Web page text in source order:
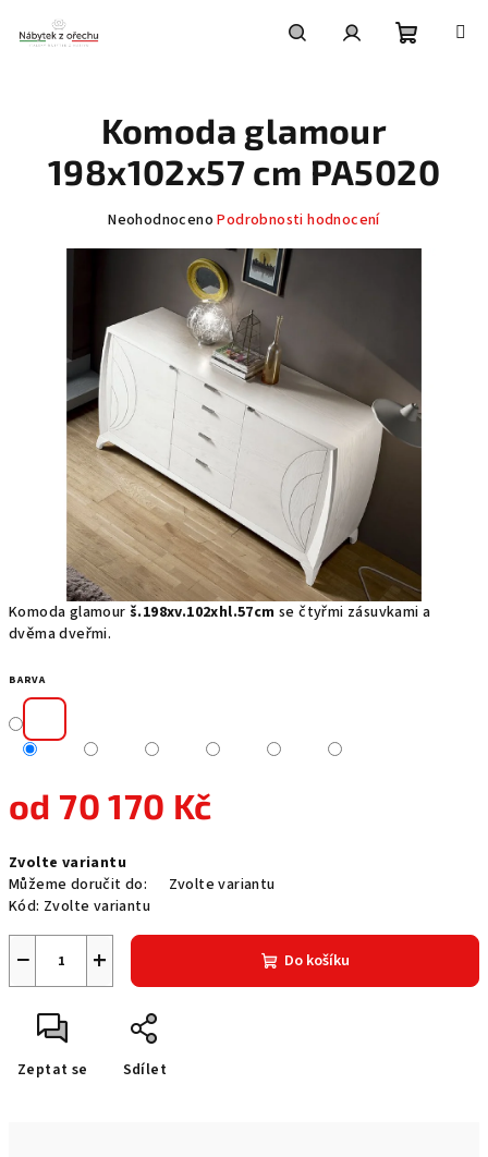
obsah
Komoda glamour š.198xv.102xhl.57cm se čtyřmi zásuvkami a
dvěma dveřmi.
BARVA
od70 170 Kč
cena:
Zvolte variantu
Můžeme doručit do:
Zvolte variantu
Kód: Zvolte variantu
+
− Do košíku
Zeptat se Sdílet
Komoda glamour
198x102x57 cm PA5020
Průměrné
z
5
hvězdiček.
Neohodnoceno Podrobnosti hodnocení